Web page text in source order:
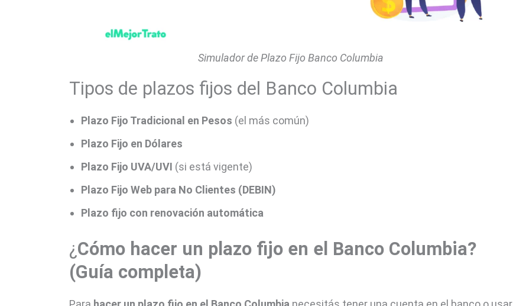
Simulador de Plazo Fijo Banco Columbia
Tipos de plazos fijos del Banco Columbia
Plazo Fijo Tradicional en Pesos (el más común)
Plazo Fijo en Dólares
Plazo Fijo UVA/UVI (si está vigente)
Plazo Fijo Web para No Clientes (DEBIN)
Plazo fijo con renovación automática
¿Cómo hacer un plazo fijo en el Banco Columbia?
(Guía completa)